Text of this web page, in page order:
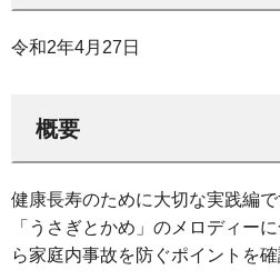
令和2年4月27日
概要
健康長寿のために大切な実践編で
「うさぎとかめ」のメロディー
ら家庭内事故を防ぐポイントを確